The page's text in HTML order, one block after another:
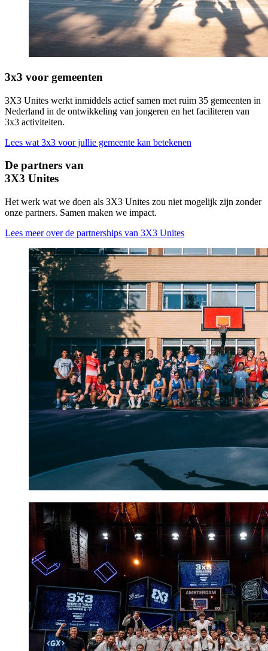
3x3 voor gemeenten
3X3 Unites werkt inmiddels actief samen met ruim 35 gemeenten in
Nederland in de ontwikkeling van jongeren en het faciliteren van
3x3 activiteiten.
Lees wat 3x3 voor jullie gemeente kan betekenen
De partners van
3X3 Unites
Het werk wat we doen als 3X3 Unites zou niet mogelijk zijn zonder
onze partners. Samen maken we impact.
Lees meer over de partnerships van 3X3 Unites